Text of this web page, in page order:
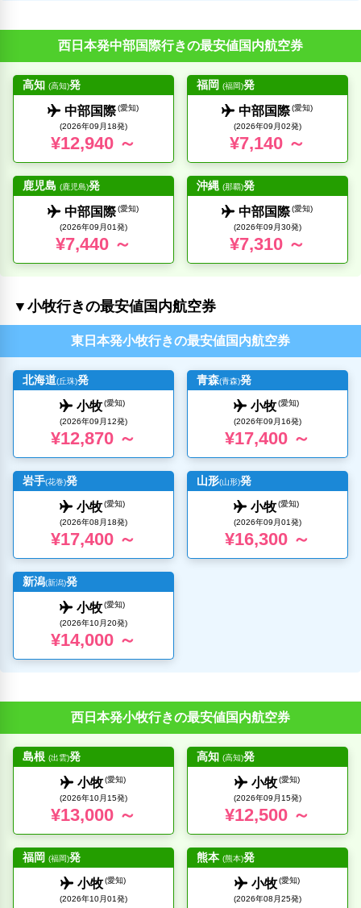
西日本発中部国際行きの最安値国内航空券
高知 (高知)発
中部国際 (愛知)
(2026年09月18発)
¥12,940 ～
福岡 (福岡)発
中部国際 (愛知)
(2026年09月02発)
¥7,140 ～
鹿児島 (鹿児島)発
中部国際 (愛知)
(2026年09月01発)
¥7,440 ～
沖縄 (那覇)発
中部国際 (愛知)
(2026年09月30発)
¥7,310 ～
▼小牧行きの最安値国内航空券
東日本発小牧行きの最安値国内航空券
北海道(丘珠)発
小牧 (愛知)
(2026年09月12発)
¥12,870 ～
青森(青森)発
小牧 (愛知)
(2026年09月16発)
¥17,400 ～
岩手(花巻)発
小牧 (愛知)
(2026年08月18発)
¥17,400 ～
山形(山形)発
小牧 (愛知)
(2026年09月01発)
¥16,300 ～
新潟(新潟)発
小牧 (愛知)
(2026年10月20発)
¥14,000 ～
西日本発小牧行きの最安値国内航空券
島根 (出雲)発
小牧 (愛知)
(2026年10月15発)
¥13,000 ～
高知 (高知)発
小牧 (愛知)
(2026年09月15発)
¥12,500 ～
福岡 (福岡)発
小牧 (愛知)
(2026年10月01発)
熊本 (熊本)発
小牧 (愛知)
(2026年08月25発)